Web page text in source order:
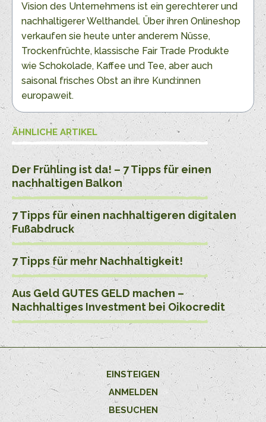
Vision des Unternehmens ist ein gerechterer und
nachhaltigerer Welthandel. Über ihren Onlineshop
verkaufen sie heute unter anderem Nüsse,
Trockenfrüchte, klassische Fair Trade Produkte
wie Schokolade, Kaffee und Tee, aber auch
saisonal frisches Obst an ihre Kund:innen
europaweit.
ÄHNLICHE ARTIKEL
Der Frühling ist da! – 7 Tipps für einen
nachhaltigen Balkon
7 Tipps für einen nachhaltigeren digitalen
Fußabdruck
7 Tipps für mehr Nachhaltigkeit!
Aus Geld GUTES GELD machen –
Nachhaltiges Investment bei Oikocredit
EINSTEIGEN
ANMELDEN
BESUCHEN